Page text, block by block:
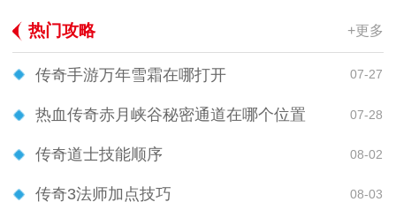
热门攻略 +更多
传奇手游万年雪霜在哪打开 07-27
热血传奇赤月峡谷秘密通道在哪个位置 07-28
传奇道士技能顺序 08-02
传奇3法师加点技巧 08-03